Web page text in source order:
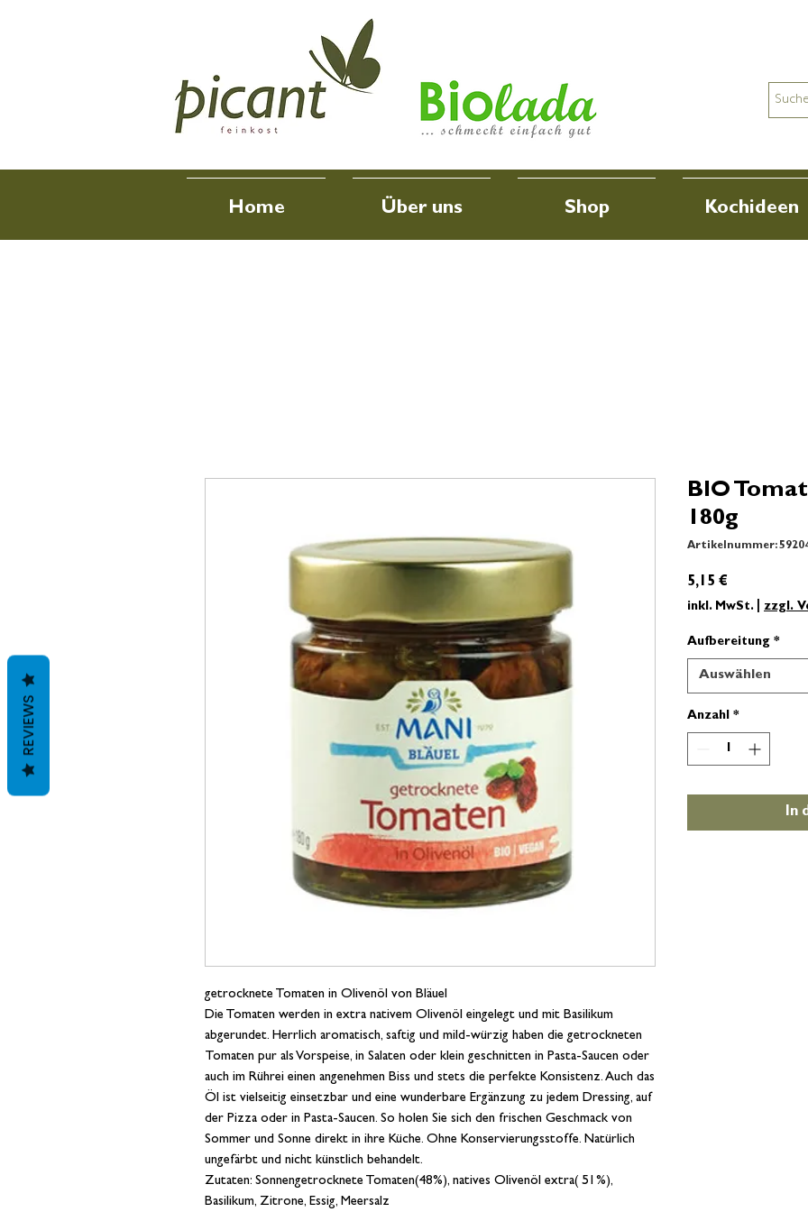
Home Über uns Shop Kochideen
getrocknete Tomaten in Olivenöl von Bläuel
Die Tomaten werden in extra nativem Olivenöl eingelegt und mit Basilikum
abgerundet. Herrlich aromatisch, saftig und mild-würzig haben die getrockneten
Tomaten pur als Vorspeise, in Salaten oder klein geschnitten in Pasta-Saucen oder
auch im Rührei einen angenehmen Biss und stets die perfekte Konsistenz. Auch das
Öl ist vielseitig einsetzbar und eine wunderbare Ergänzung zu jedem Dressing, auf
der Pizza oder in Pasta-Saucen. So holen Sie sich den frischen Geschmack von
Sommer und Sonne direkt in ihre Küche. Ohne Konservierungsstoffe. Natürlich
ungefärbt und nicht künstlich behandelt.
Zutaten: Sonnengetrocknete Tomaten(48%), natives Olivenöl extra( 51%),
Basilikum, Zitrone, Essig, Meersalz
BIO
180g
Artikelnummer:
5,15 €
inkl. MwSt.| zzgl.
Aufbereitung *
Auswählen
Anzahl *
In
REVIEWS